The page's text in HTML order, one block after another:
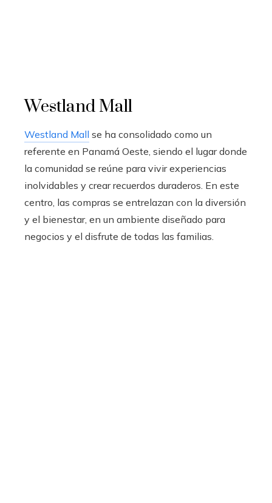
Westland Mall
Westland Mall se ha consolidado como un
referente en Panamá Oeste, siendo el lugar donde
la comunidad se reúne para vivir experiencias
inolvidables y crear recuerdos duraderos. En este
centro, las compras se entrelazan con la diversión
y el bienestar, en un ambiente diseñado para
negocios y el disfrute de todas las familias.